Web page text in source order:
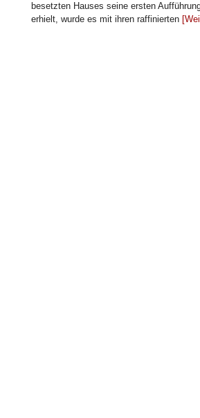
besetzten Hauses seine ersten
erhielt, wurde es mit ihren raffinierten